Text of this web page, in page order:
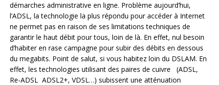
démarches administrative en ligne. Problème aujourd’hui,
l’ADSL, la technologie la plus répondu pour accéder à Internet
ne permet pas en raison de ses limitations techniques de
garantir le haut débit pour tous, loin de là. En effet, nul besoin
d’habiter en rase campagne pour subir des débits en dessous
du megabits. Point de salut, si vous habitez loin du DSLAM. En
effet, les technologies utilisant des paires de cuivre (ADSL,
Re-ADSL ADSL2+, VDSL…) subissent une atténuation